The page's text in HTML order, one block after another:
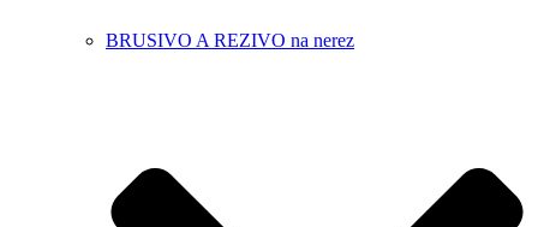
BRUSIVO A REZIVO na nerez